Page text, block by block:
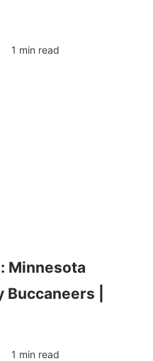
1 min read
Minnesota
|
1 min read